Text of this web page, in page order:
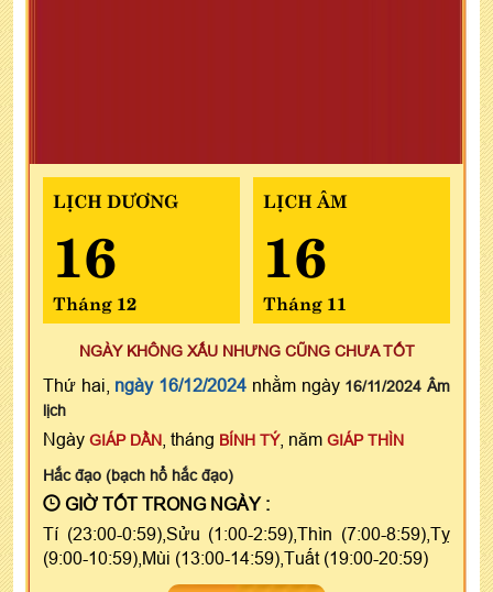
LỊCH DƯƠNG
16
Tháng 12
LỊCH ÂM
16
Tháng 11
NGÀY KHÔNG XẤU NHƯNG CŨNG CHƯA TỐT
Thứ hai, ngày 16/12/2024 nhằm ngày 16/11/2024 Âm
lịch
Ngày GIÁP DẦN , tháng BÍNH TÝ, năm GIÁP THÌN
Hắc đạo (bạch hổ hắc đạo)
GIỜ TỐT TRONG NGÀY :
Tí (23:00-0:59),Sửu (1:00-2:59),Thìn (7:00-8:59),Tỵ
(9:00-10:59),Mùi (13:00-14:59),Tuất (19:00-20:59)